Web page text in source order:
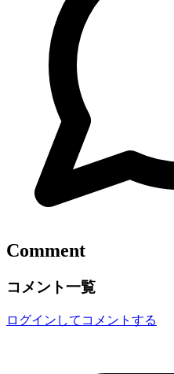
Comment
コメント一覧
ログインしてコメントする